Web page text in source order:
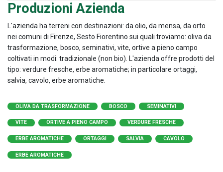
Produzioni Azienda
L'azienda ha terreni con destinazioni: da olio, da mensa, da orto
nei comuni di Firenze, Sesto Fiorentino sui quali troviamo: oliva da
trasformazione, bosco, seminativi, vite, ortive a pieno campo
coltivati in modi: tradizionale (non bio). L'azienda offre prodotti del
tipo: verdure fresche, erbe aromatiche; in particolare ortaggi,
salvia, cavolo, erbe aromatiche.
OLIVA DA TRASFORMAZIONE BOSCO SEMINATIVI
VITE ORTIVE A PIENO CAMPO VERDURE FRESCHE
ERBE AROMATICHE ORTAGGI SALVIA CAVOLO
ERBE AROMATICHE